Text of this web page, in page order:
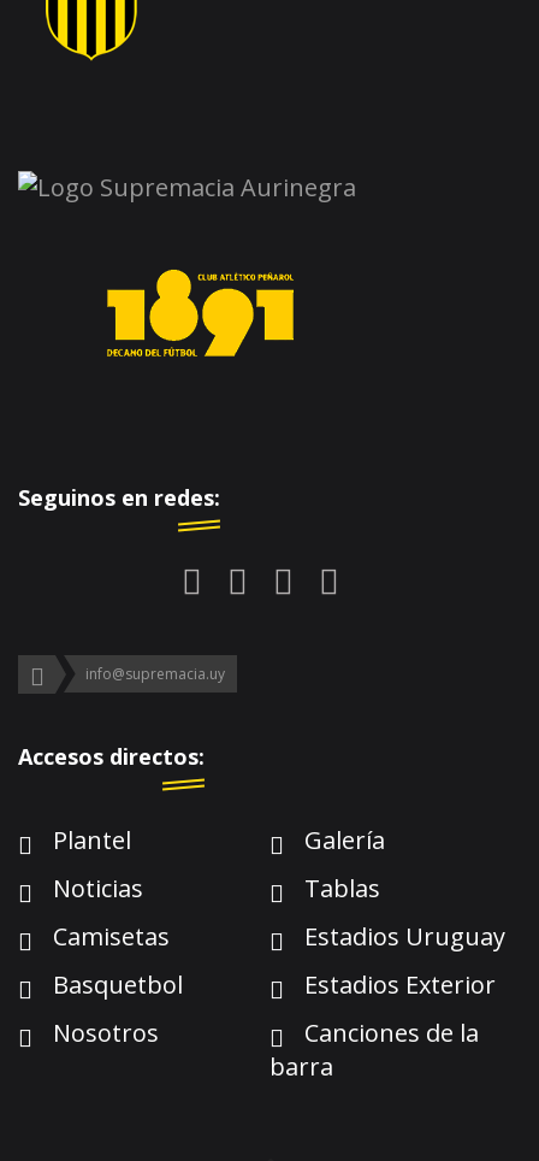
Seguinos en redes:
info@supremacia.uy
Accesos directos:
Plantel
Galería
Noticias
Tablas
Camisetas
Estadios Uruguay
Basquetbol
Estadios Exterior
Nosotros
Canciones de la
barra